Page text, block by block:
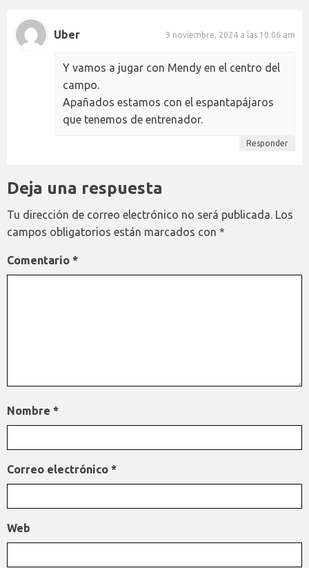
Uber 9 noviembre, 2024 a las 10:06 am
Y vamos a jugar con Mendy en el centro del
campo.
Apañados estamos con el espantapájaros
que tenemos de entrenador.
Responder
Deja una respuesta
Tu dirección de correo electrónico no será publicada. Los
campos obligatorios están marcados con *
Comentario *
Nombre *
Correo electrónico *
Web